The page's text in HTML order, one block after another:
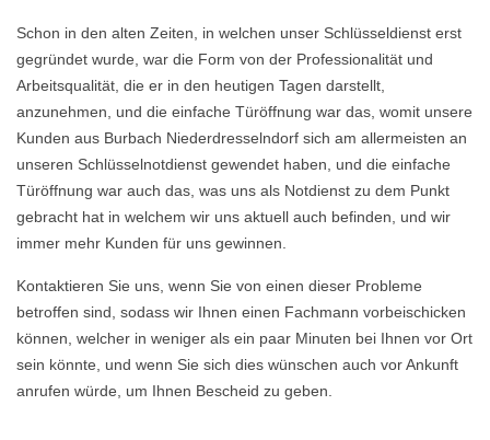
Schon in den alten Zeiten, in welchen unser Schlüsseldienst erst
gegründet wurde, war die Form von der Professionalität und
Arbeitsqualität, die er in den heutigen Tagen darstellt,
anzunehmen, und die einfache Türöffnung war das, womit unsere
Kunden aus Burbach Niederdresselndorf sich am allermeisten an
unseren Schlüsselnotdienst gewendet haben, und die einfache
Türöffnung war auch das, was uns als Notdienst zu dem Punkt
gebracht hat in welchem wir uns aktuell auch befinden, und wir
immer mehr Kunden für uns gewinnen.
Kontaktieren Sie uns, wenn Sie von einen dieser Probleme
betroffen sind, sodass wir Ihnen einen Fachmann vorbeischicken
können, welcher in weniger als ein paar Minuten bei Ihnen vor Ort
sein könnte, und wenn Sie sich dies wünschen auch vor Ankunft
anrufen würde, um Ihnen Bescheid zu geben.